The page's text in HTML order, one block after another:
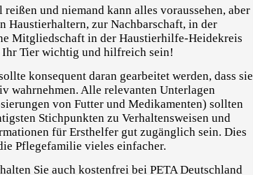
und niemand kann alles voraussehen, aber
Haustierhaltern, zur Nachbarschaft, in der
Mitgliedschaft in der Haustierhilfe-Heidekreis
Tier wichtig und hilfreich sein!
konsequent daran gearbeitet werden, dass sie
wahrnehmen. Alle relevanten Unterlagen
von Futter und Medikamenten) sollten
Stichpunkten zu Verhaltensweisen und
für Ersthelfer gut zugänglich sein. Dies
Pflegefamilie vieles einfacher.
Sie auch kostenfrei bei PETA Deutschland